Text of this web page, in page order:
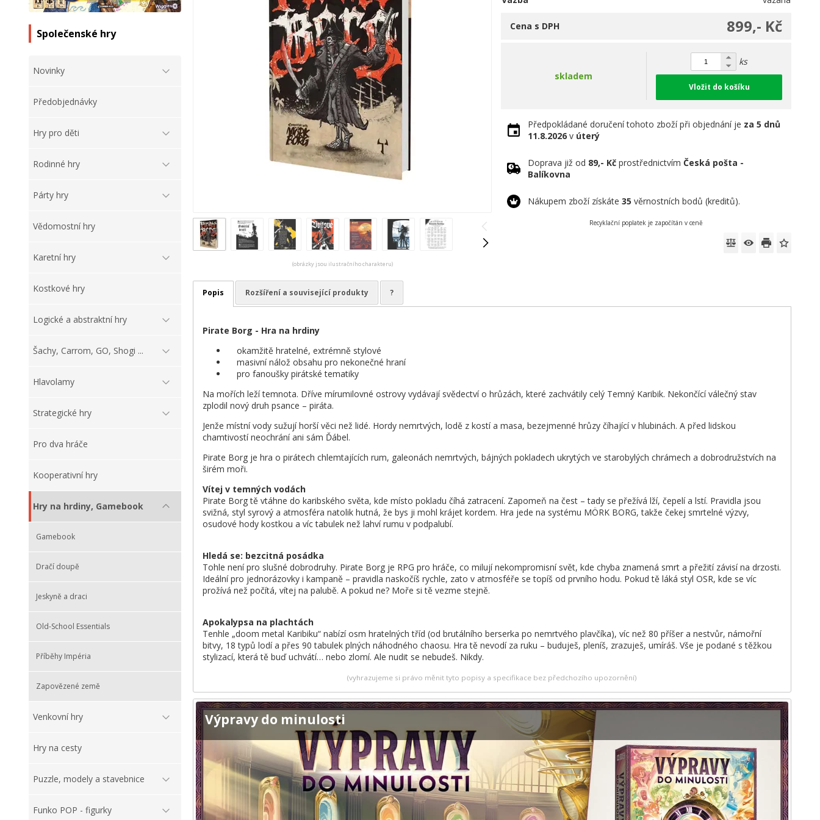
Společenské hry
Novinky
Předobjednávky
Hry pro děti
Rodinné hry
Párty hry
Vědomostní hry
Karetní hry
Kostkové hry
Logické a abstraktní hry
Šachy, Carrom, GO, Shogi ...
Hlavolamy
Strategické hry
Pro dva hráče
Kooperativní hry
Hry na hrdiny, Gamebook
Gamebook
Dračí doupě
Jeskyně a draci
Old-School Essentials
Příběhy Impéria
Zapovězené země
Venkovní hry
Hry na cesty
Puzzle, modely a stavebnice
Funko POP - figurky
(obrázky jsou ilustračního charakteru)
899,- Kč
Cena s DPH
skladem
ks
Vložit do košíku
Předpokládané doručení tohoto zboží při objednání je za 5 dnů
11.8.2026 v úterý
Doprava již od 89,- Kč prostřednictvímČeská pošta -
Balíkovna
Nákupem zboží získáte35 věrnostních bodů (kreditů).
Recyklační poplatek je započítán v ceně
Popis Rozšíření a související produkty ?
Pirate Borg - Hra na hrdiny
okamžitě hratelné, extrémně stylové
masivní nálož obsahu pro nekonečné hraní
pro fanoušky pirátské tematiky
Na mořích leží temnota. Dříve mírumilovné ostrovy vydávají svědectví o hrůzách, které zachvátily celý Temný Karibik. Nekončící válečný stav
zplodil nový druh psance – piráta.
Jenže místní vody sužují horší věci než lidé. Hordy nemrtvých, lodě z kostí a masa, bezejmenné hrůzy číhající v hlubinách. A před lidskou
chamtivostí neochrání ani sám Ďábel.
Pirate Borg je hra o pirátech chlemtajících rum, galeonách nemrtvých, bájných pokladech ukrytých ve starobylých chrámech a dobrodružstvích na
širém moři.
Vítej v temných vodách
Pirate Borg tě vtáhne do karibského světa, kde místo pokladu číhá zatracení. Zapomeň na čest – tady se přežívá lží, čepelí a lstí. Pravidla jsou
svižná, styl syrový a atmosféra natolik hutná, že bys ji mohl krájet kordem. Hra jede na systému MÖRK BORG, takže čekej smrtelné výzvy,
osudové hody kostkou a víc tabulek než lahví rumu v podpalubí.
Hledá se: bezcitná posádka
Tohle není pro slušné dobrodruhy. Pirate Borg je RPG pro hráče, co milují nekompromisní svět, kde chyba znamená smrt a přežití závisí na drzosti.
Ideální pro jednorázovky i kampaně – pravidla naskočíš rychle, zato v atmosféře se topíš od prvního hodu. Pokud tě láká styl OSR, kde se víc
prožívá než počítá, vítej na palubě. A pokud ne? Moře si tě vezme stejně.
Apokalypsa na plachtách
Tenhle „doom metal Karibiku“ nabízí osm hratelných tříd (od brutálního berserka po nemrtvého plavčíka), víc než 80 příšer a nestvůr, námořní
bitvy, 18 typů lodí a přes 90 tabulek plných náhodného chaosu. Hra tě nevodí za ruku – buduješ, pleníš, zrazuješ, umíráš. Vše je podané s těžkou
stylizací, která tě buď uchvátí… nebo zlomí. Ale nudit se nebudeš. Nikdy.
(vyhrazujeme si právo měnit tyto popisy a specifikace bez předchozího upozornění)
Výpravy do minulosti